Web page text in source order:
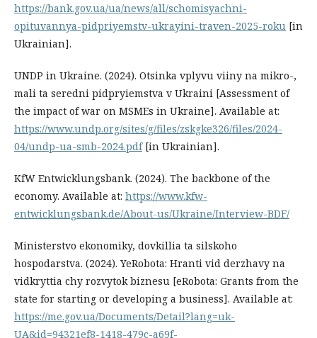
https://bank.gov.ua/ua/news/all/schomisyachni-
opituvannya-pidpriyemstv-ukrayini-traven-2025-roku [in
Ukrainian].
UNDP in Ukraine. (2024). Otsinka vplyvu viiny na mikro-,
mali ta seredni pidpryiemstva v Ukraini [Assessment of
the impact of war on MSMEs in Ukraine]. Available at:
https://www.undp.org/sites/g/files/zskgke326/files/2024-
04/undp-ua-smb-2024.pdf[in Ukrainian].
KfW Entwicklungsbank. (2024). The backbone of the
economy. Available at: https://www.kfw-
entwicklungsbank.de/About-us/Ukraine/Interview-BDF/
Ministerstvo ekonomiky, dovkillia ta silskoho
hospodarstva. (2024). YeRobota: Hranti vid derzhavy na
vidkryttia chy rozvytok biznesu [eRobota: Grants from the
state for starting or developing a business]. Available at:
https://me.gov.ua/Documents/Detail?lang=uk-
UA&id=94321ef8-1418-479c-a69f-